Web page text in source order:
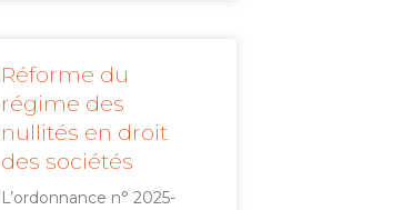
Réforme du
régime des
nullités en droit
des sociétés
L’ordonnance n° 2025-